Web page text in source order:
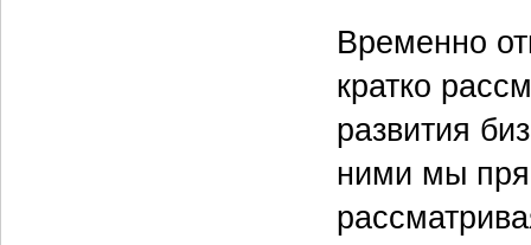
Временно
кратко
развития
ними мы